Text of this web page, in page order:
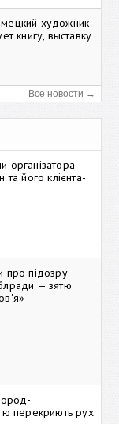
художник
книгу, выставку
Все новости →
організатора
та його клієнта-
про підозру
— зятю
перекриють рух